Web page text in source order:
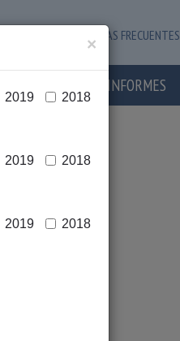
PREGUNTAS FRECUENTES
NOTICIAS E INFORMES
×
2019
2018
2019
2018
2019
2018